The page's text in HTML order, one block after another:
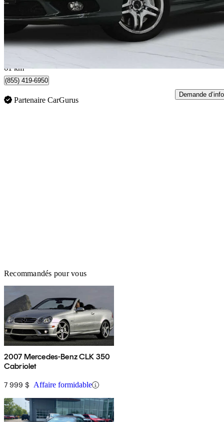
37 900 $
665 $/mois env.
61 km
(855) 419-6950
Partenaire CarGurus
Demande d’info
Recommandés pour vous
2007 Mercedes-Benz CLK 350
Cabriolet
7 999 $ Affaire formidable